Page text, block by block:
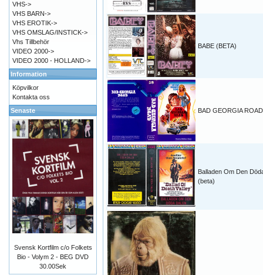
BABE (BETA)
BAD GEORGIA
Balladen Om Den
(beta)
VHS->
VHS BARN->
VHS EROTIK->
VHS OMSLAG/INSTICK->
Vhs Tillbehör
VIDEO 2000->
VIDEO 2000 - HOLLAND->
Information
Köpvilkor
Kontakta oss
Senaste
Svensk Kortfilm c/o Folkets
Bio - Volym 2 - BEG DVD
30.00Sek